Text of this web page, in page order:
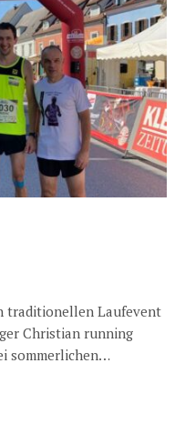
traditionellen Laufevent
Christian running
sommerlichen…